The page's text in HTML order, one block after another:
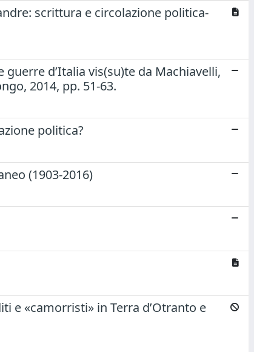
scrittura e circolazione politica-
d’Italia vis(su)te da Machiavelli,
2014, pp. 51-63.
politica?
(1903-2016)
e «camorristi» in Terra d’Otranto e